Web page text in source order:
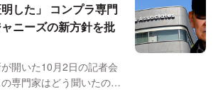
した」 コンプラ専門
ニーズの新方針を批
開いた10月2日の記者会
専門家はどう聞いたの